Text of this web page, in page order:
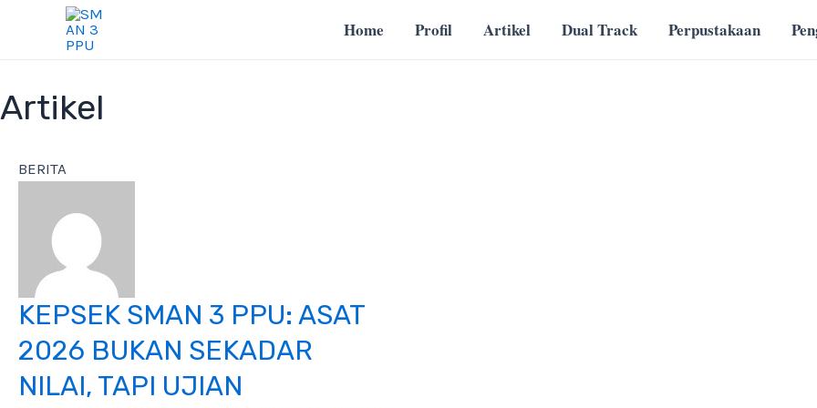
Home Profil Artikel Dual Track Perpustakaan
Artikel
BERITA
KEPSEK SMAN 3 PPU: ASAT
2026 BUKAN SEKADAR
NILAI, TAPI UJIAN